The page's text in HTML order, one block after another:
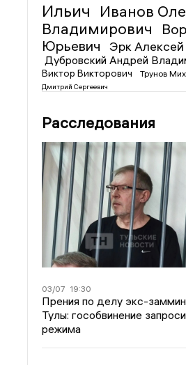
Ильич
Иванов
Владимирович
Юрьевич
Эрк
Дубровский Андрей
Виктор Викторович
Трунов
Дмитрий Сергеевич
Расследования
03/07 19:30
Прения по делу экс-
Тулы: гособвинение
режима